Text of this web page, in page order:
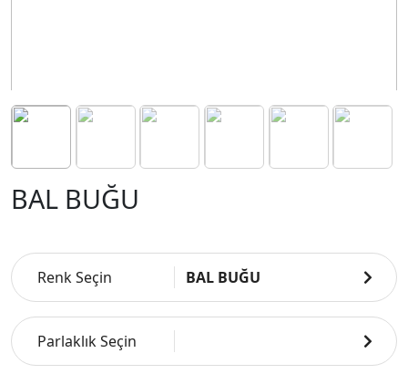
BAL BUĞU
Renk Seçin BAL BUĞU
Parlaklık Seçin